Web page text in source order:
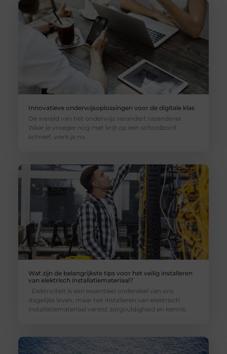
Innovatieve onderwijsoplossingen voor de digitale klas
De wereld van het onderwijs verandert razendsnel.
Waar je vroeger nog met krijt op een schoolbord
schreef, werk je nu
Wat zijn de belangrijkste tips voor het veilig installeren
van elektrisch installatiemateriaal?
Elektriciteit is een essentieel onderdeel van ons
dagelijks leven, maar het installeren van elektrisch
installatiemateriaal vereist zorgvuldigheid en kennis.